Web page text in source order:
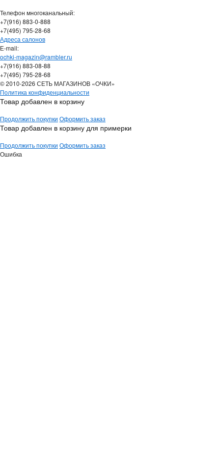
Телефон многоканальный:
+7(916) 883-0-888
+7(495) 795-28-68
Адреса салонов
Е-mail:
ochki-magazin@rambler.ru
+7(916) 883-08-88
+7(495) 795-28-68
© 2010-2026 СЕТЬ МАГАЗИНОВ «ОЧКИ»
Политика конфиденциальности
Товар добавлен в корзину
Продолжить покупки Оформить заказ
Товар добавлен в корзину для примерки
Продолжить покупки Оформить заказ
Ошибка